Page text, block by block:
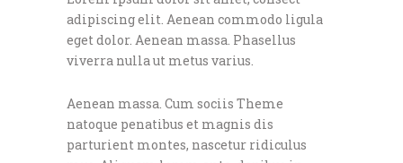
adipiscing elit. Aenean commodo ligula
eget dolor. Aenean massa. Phasellus
viverra nulla ut metus varius.
Aenean massa. Cum sociis Theme
natoque penatibus et magnis dis
parturient montes, nascetur ridiculus